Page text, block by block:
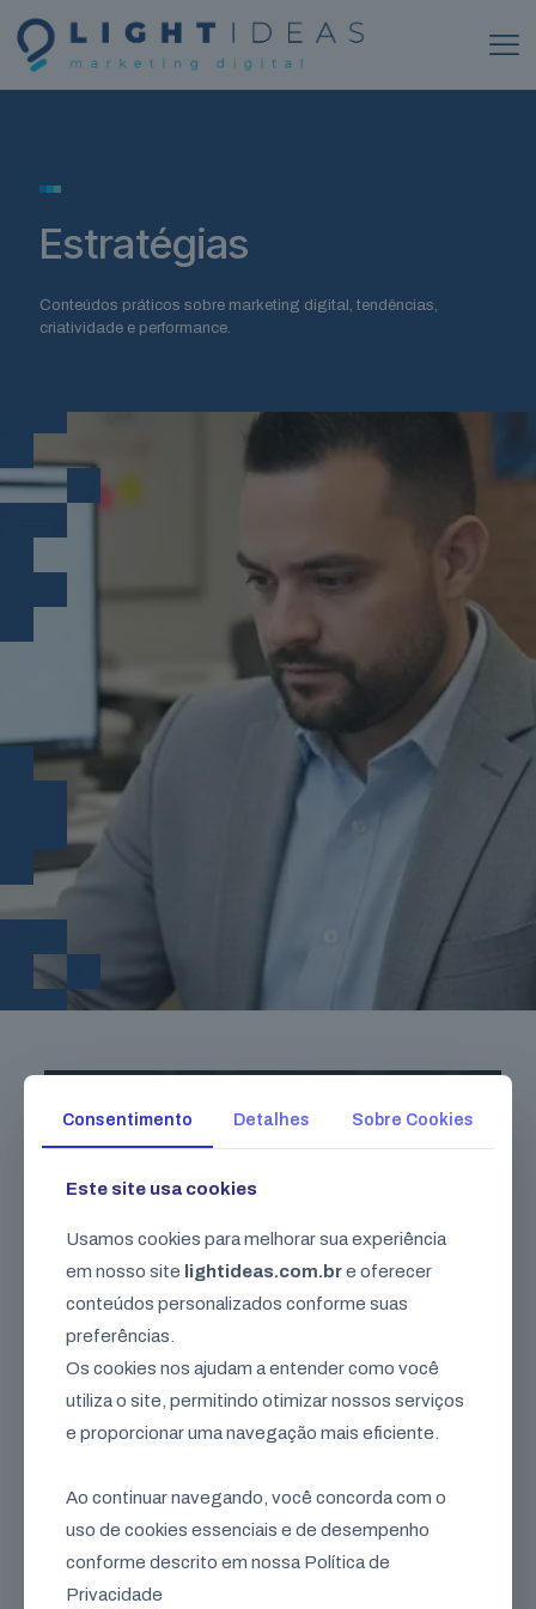
Estratégias
Conteúdos práticos sobre marketing digital, tendências,
criatividade e performance.
Como Criar Conteúdo que Gera Vendas: Guia em 5
Etapas
Seu crescimento
Consentimento Detalhes Sobre Cookies
Este site usa cookies
Usamos cookies para melhorar sua experiência
em nosso site lightideas.com.bre oferecer
conteúdos personalizados conforme suas
preferências.
Os cookies nos ajudam a entender como você
utiliza o site, permitindo otimizar nossos serviços
e proporcionar uma navegação mais eficiente.
Ao continuar navegando, você concorda com o
uso de cookies essenciais e de desempenho
conforme descrito em nossa Política de
Privacidade